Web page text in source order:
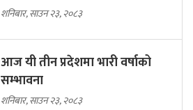
शनिबार, साउन २३, २०८३
आज यी तीन प्रदेशमा भारी वर्षाको
सम्भावना
शनिबार, साउन २३, २०८३